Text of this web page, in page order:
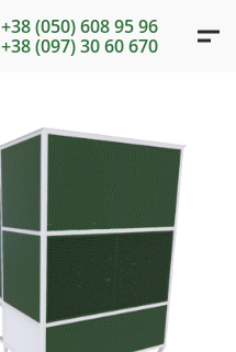
+38 (050) 608 95 96
+38 (097) 30 60 670